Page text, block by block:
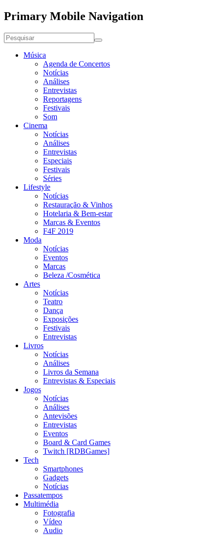
Primary Mobile Navigation
Música
Agenda de Concertos
Notícias
Análises
Entrevistas
Reportagens
Festivais
Som
Cinema
Notícias
Análises
Entrevistas
Especiais
Festivais
Séries
Lifestyle
Notícias
Restauração & Vinhos
Hotelaria & Bem-estar
Marcas & Eventos
F4F 2019
Moda
Notícias
Eventos
Marcas
Beleza /Cosmética
Artes
Notícias
Teatro
Dança
Exposições
Festivais
Entrevistas
Livros
Notícias
Análises
Livros da Semana
Entrevistas & Especiais
Jogos
Notícias
Análises
Antevisões
Entrevistas
Eventos
Board & Card Games
Twitch [RDBGames]
Tech
Smartphones
Gadgets
Notícias
Passatempos
Multimédia
Fotografia
Vídeo
Audio